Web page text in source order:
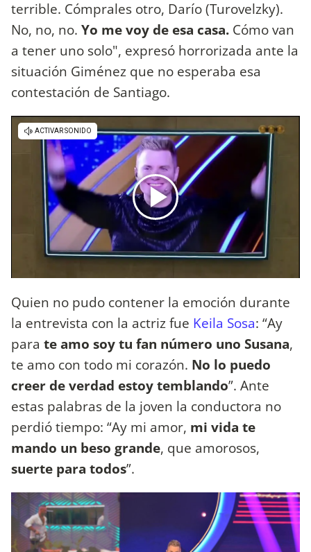
terrible. Cómprales otro, Darío (Turovelzky).
No, no, no. Yo me voy de esa casa. Cómo van
a tener uno solo", expresó horrorizada ante la
situación Giménez que no esperaba esa
contestación de Santiago.
Quien no pudo contener la emoción durante
la entrevista con la actriz fue Keila Sosa: “Ay
para te amo soy tu fan número uno Susana,
te amo con todo mi corazón. No lo puedo
creer de verdad estoy temblando”. Ante
estas palabras de la joven la conductora no
perdió tiempo: “Ay mi amor, mi vida te
mando un beso grande, que amorosos,
suerte para todos”.